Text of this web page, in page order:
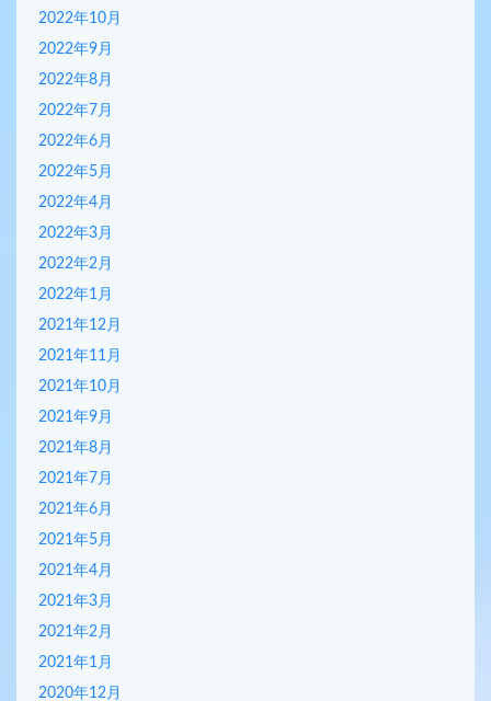
2022年10月
2022年9月
2022年8月
2022年7月
2022年6月
2022年5月
2022年4月
2022年3月
2022年2月
2022年1月
2021年12月
2021年11月
2021年10月
2021年9月
2021年8月
2021年7月
2021年6月
2021年5月
2021年4月
2021年3月
2021年2月
2021年1月
2020年12月